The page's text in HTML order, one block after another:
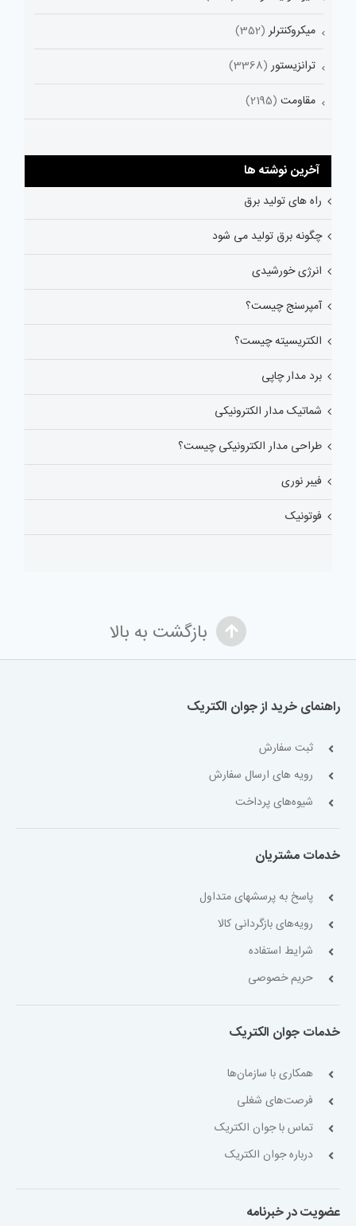
میکروکنترلر (352)
ترانزیستور (3368)
مقاومت (2195)
آخرین نوشته ها
راه های تولید برق
چگونه برق تولید می شود
انرژی خورشیدی
آمپرسنج چیست؟
الکتریسیته چیست؟
برد مدار چاپی
شماتیک مدار الکترونیکی
طراحی مدار الکترونیکی چیست؟
فیبر نوری
فوتونیک
بازگشت به بالا
راهنمای خرید از جوان الکتریک
ثبت سفارش
رویه های ارسال سفارش
شیوه‌های پرداخت
خدمات مشتریان
پاسخ به پرسشهای متداول
رویه‌های بازگردانی کالا
شرایط استفاده
حریم خصوصی
خدمات جوان الکتریک
همکاری با سازمان‌ها
فرصت‌های شغلی
تماس با جوان الکتریک
درباره جوان الکتریک
عضویت در خبرنامه